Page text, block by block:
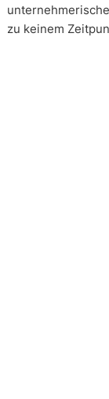
zu keinem